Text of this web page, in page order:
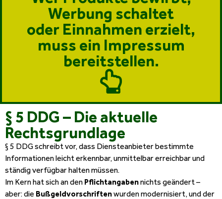
Werbung schaltet
oder Einnahmen erzielt,
muss ein Impressum
bereitstellen.
§ 5 DDG – Die aktuelle
Rechtsgrundlage
§ 5 DDG schreibt vor, dass Diensteanbieter bestimmte
Informationen leicht erkennbar, unmittelbar erreichbar und
ständig verfügbar halten müssen.
Im Kern hat sich an den Pflichtangabennichts geändert –
aber: die Bußgeldvorschriftenwurden modernisiert, und der